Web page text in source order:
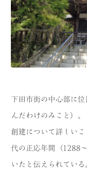
下田市街の中心部に
んだわけのみこと）。
創建について詳しい
代の正応年間（1288
いたと伝えられている